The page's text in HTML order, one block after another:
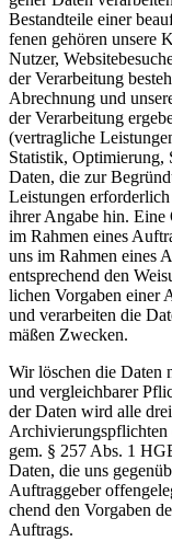
Bestand­teile einer
fenen gehören unsere
Nutzer,
der Verar­beitung
Abrechnung und
der Verar­beitung
(vertrag­liche
Statistik, Optimierung,
Daten, die zur
Leistungen
ihrer Angabe hin. Eine
im Rahmen eines
uns im Rahmen eines
entspre­chend den
lichen Vorgaben einer
und verar­beiten die
mäßen Zwecken.
Wir löschen die Daten
und vergleich­barer
der Daten wird alle
Archi­vie­rungs­pflichten
gem. § 257 Abs. 1
Daten, die uns
Auftrag­geber
chend den Vorgaben
Auftrags.